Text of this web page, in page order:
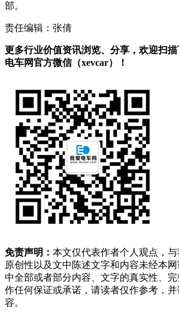
部。
责任编辑：张倩
更多行业价值资讯浏览、分享，欢迎扫
电车网官方微信（xevcar）！
免责声明： 本文仅代表作者个人观点，
原创性以及文中陈述文字和内容未经本
中全部或者部分内容、文字的真实性、
作任何保证或承诺，请读者仅作参考，
容。